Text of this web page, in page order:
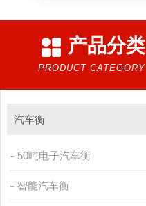
产品分类
PRODUCT CATEGORY
汽车衡
50吨电子汽车衡
智能汽车衡